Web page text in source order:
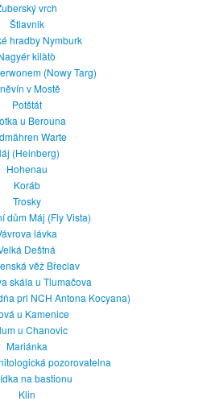
vrch
Štiavnik
hradby Nymburk
kilàtò
(Nowy Targ)
v Mostě
Potštát
u Berouna
Warte
(Heinberg)
Hohenau
Koráb
Trosky
dům Máj (Fly Vista)
lávka
Deštná
věž Břeclav
skála u Tlumačova
pri NCH Antona Kocyana)
u Kamenice
u Chanovic
Mariánka
pozorovatelna
na bastionu
Klin